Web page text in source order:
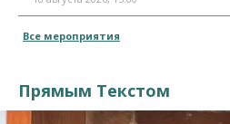
Все мероприятия
Прямым Текстом